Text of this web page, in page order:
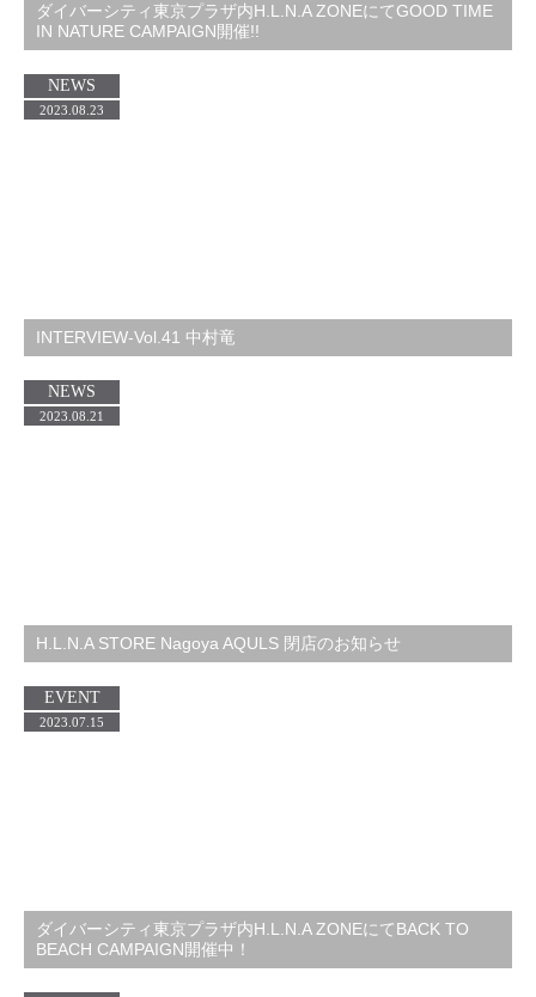
ダイバーシティ東京プラザ内H.L.N.A ZONEにてGOOD TIME
IN NATURE CAMPAIGN開催!!
INTERVIEW-Vol.41 中村竜
NEWS
2023.08.23
H.L.N.A STORE Nagoya AQULS 閉店のお知らせ
NEWS
2023.08.21
ダイバーシティ東京プラザ内H.L.N.A ZONEにてBACK TO
BEACH CAMPAIGN開催中！
EVENT
2023.07.15